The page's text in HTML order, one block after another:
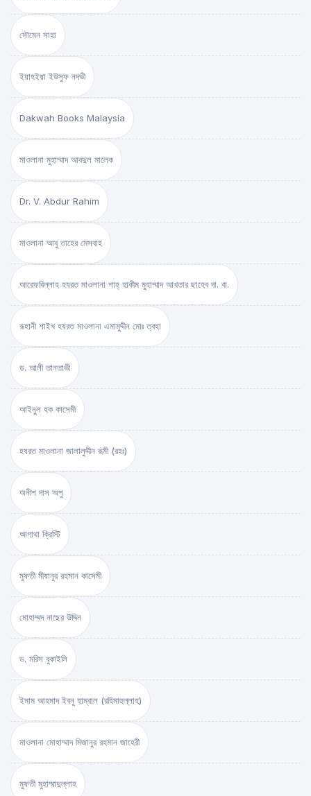
সৌমেন সাহা
ইয়াহইয়া ইউসুফ নদভী
Dakwah Books Malaysia
মাওলানা মুহাম্মাদ আবদুল মালেক
Dr. V. Abdur Rahim
মাওলানা আবু তাহের মেসবাহ
আরেফবিল্লাহ হযরত মাওলানা শাহ্ হাকীম মুহাম্মাদ আখতার ছাহেব দা. বা.
রূহানী শাইখ হযরত মাওলানা এমামুদ্দীন মোঃ ত্বহা
ড. আলী তানতাভী
আইনুল হক কাসেমী
হযরত মাওলানা জালালুদ্দীন রূমী (রহঃ)
অনীশ দাস অপু
আগাথা ক্রিস্টি
মুফতী মীযানুর রহমান কাসেমী
মোহাম্মদ নাছের উদ্দিন
ড. মরিস বুকাইলি
ইমাম আহমাদ ইবনু হাম্বাল (রহিমাহুল্লাহ)
মাওলানা মোহাম্মাদ মিজানুর রহমান জাহেরী
মুফতী মুহাম্মাদুল্লাহ